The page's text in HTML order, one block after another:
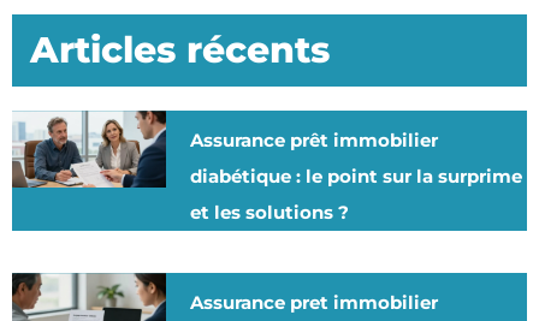
Articles récents
Assurance prêt immobilier
diabétique : le point sur la surprime
et les solutions ?
Assurance pret immobilier